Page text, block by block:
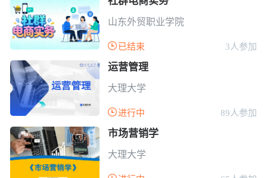
山东外贸职业学院
 已结束 3人参加
运营管理
大理大学
进行中 89人参加
市场营销学
大理大学